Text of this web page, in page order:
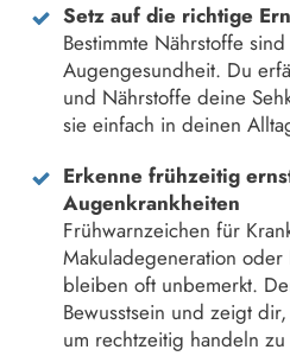
Setz auf die richtige
Bestimmte Nährstoffe
Augengesundheit. Du
und Nährstoffe deine
sie einfach in deinen
Erkenne frühzeitig
Augenkrankheiten
Frühwarnzeichen für
Makuladegeneration
bleiben oft unbemerkt.
Bewusstsein und zeigt
um rechtzeitig handeln